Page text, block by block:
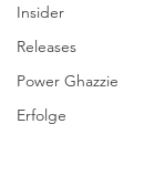
Insider
Releases
Power Ghazzie
Erfolge